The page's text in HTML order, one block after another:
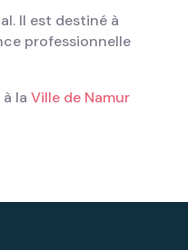
Il est destiné à
professionnelle
à laVille de Namur